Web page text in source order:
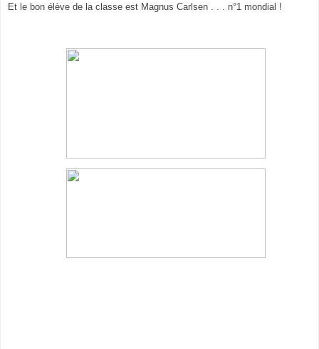
Et le bon élève de la classe est Magnus Carlsen . . . n°1 mondial !